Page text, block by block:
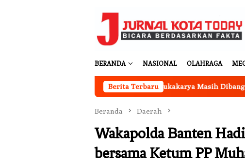
BERANDA NASIONAL OLAHRAGA
Berita Terbaru
Kantor Koperasi Merah Putih Desa Sukakarya Masih Dibangun,
Beranda Daerah
Wakapolda Banten
bersama Ketum PP